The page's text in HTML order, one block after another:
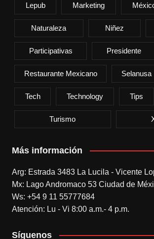
Lepub Marketing
Naturaleza Niñez
Participativas Presidente
Restaurante Mexicano Selanusa
Tech Technology Tips
Turismo
Más información
Arg: Estrada 3483 La Lucila - Vicente
Mx: Lago Andromaco 53 Ciudad de
Ws: +54 9 11 55777684
Atención: Lu - Vi 8:00 a.m.- 4 p.m.
Síguenos